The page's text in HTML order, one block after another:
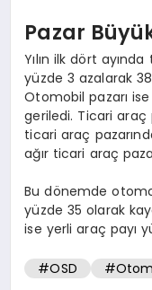
Pazar
Yılın ilk dört
yüzde 3 azalarak
Otomobil pazarı
geriledi. Ticari
ticari araç
ağır ticari araç
Bu dönemde
yüzde 35 olarak
ise yerli araç payı
#OSD